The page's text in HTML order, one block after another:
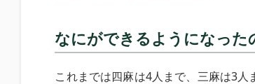
なにができるようになった
これまでは四麻は4人まで、三麻は3